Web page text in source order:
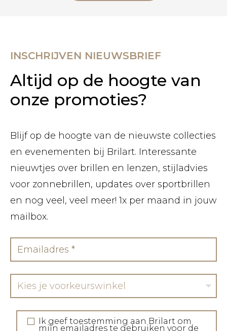
INSCHRIJVEN NIEUWSBRIEF
Altijd op de hoogte van
onze promoties?
Blijf op de hoogte van de nieuwste collecties
en evenementen bij Brilart. Interessante
nieuwtjes over brillen en lenzen, stijladvies
voor zonnebrillen, updates over sportbrillen
en nog veel, veel meer! 1x per maand in jouw
mailbox.
Kies je voorkeurswinkel
Ik geef toestemming aan Brilart om
mijn emailadres te gebruiken voor de